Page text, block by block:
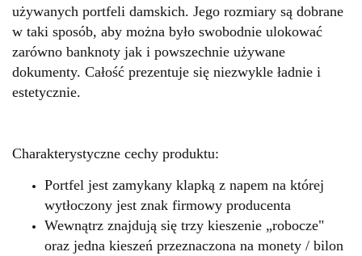
używanych portfeli damskich. Jego rozmiary są dobrane
w taki sposób, aby można było swobodnie ulokować
zarówno banknoty jak i powszechnie używane
dokumenty. Całość prezentuje się niezwykle ładnie i
estetycznie.
Charakterystyczne cechy produktu:
Portfel jest zamykany klapką z napem na której
wytłoczony jest znak firmowy producenta
Wewnątrz znajdują się trzy kieszenie „robocze"
oraz jedna kieszeń przeznaczona na monety / bilon